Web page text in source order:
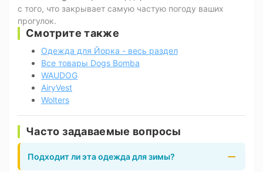
с того, что закрывает самую частую погоду ваших
прогулок.
Смотрите также
Одежда для Йорка - весь раздел
Все товары Dogs Bomba
WAUDOG
AiryVest
Wolters
Часто задаваемые вопросы
Подходит ли эта одежда для зимы?